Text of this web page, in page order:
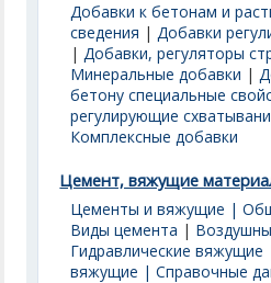
Добавки к бетонам и
сведения |Добавки
|Добавки, регуляторы
Минеральные добавки |
бетону специальные
регулирующие
Комплексные добавки
Цемент, вяжущие
Цементы и вяжущие |
Виды цемента |
Гидравлические вяжущие
вяжущие | Справочные